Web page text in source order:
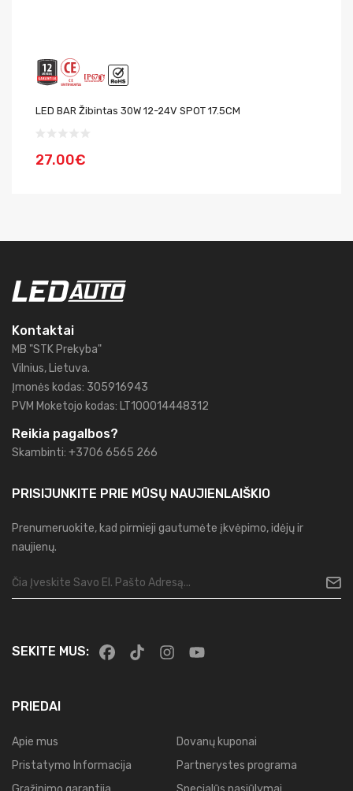
LED BAR Žibintas 30W 12-24V SPOT 17.5CM
27.00€
Kontaktai
MB "STK Prekyba"
Vilnius, Lietuva.
Įmonės kodas: 305916943
PVM Moketojo kodas: LT100014448312
Reikia pagalbos?
Skambinti: +3706 6565 266
PRISIJUNKITE PRIE MŪSŲ NAUJIENLAIŠKIO
Prenumeruokite, kad pirmieji gautumėte įkvėpimo, idėjų ir
naujienų.
SEKITE MUS:
PRIEDAI
Apie mus
Pristatymo Informacija
Dovanų kuponai
Partnerystes programa